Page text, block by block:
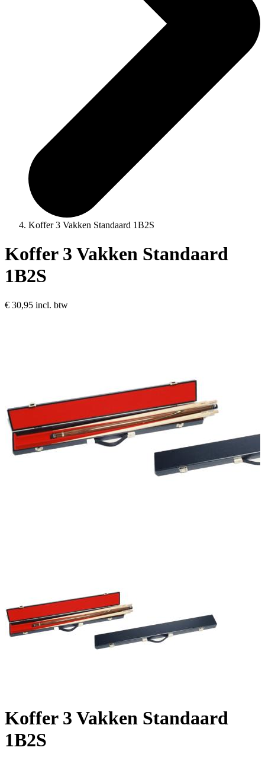
Koffer 3 Vakken Standaard 1B2S
Koffer 3 Vakken Standaard
1B2S
€ 30,95 incl. btw
Koffer 3 Vakken Standaard
1B2S